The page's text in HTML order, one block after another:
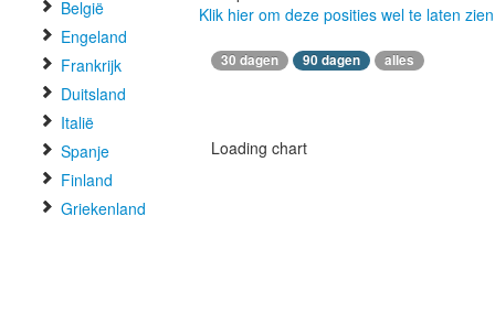
België
Engeland
Frankrijk
Duitsland
Italië
Spanje
Finland
Griekenland
Klik hier om deze posities wel te laten zien
30 dagen 90 dagen alles
Loading chart